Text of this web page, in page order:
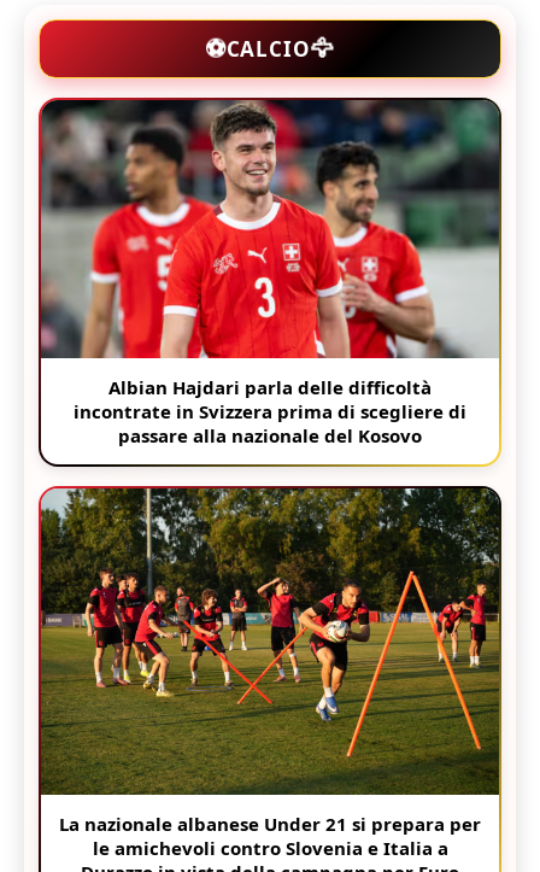
⚽CALCIO🦅
Albian Hajdari parla delle difficoltà
incontrate in Svizzera prima di scegliere di
passare alla nazionale del Kosovo
La nazionale albanese Under 21 si prepara per
le amichevoli contro Slovenia e Italia a